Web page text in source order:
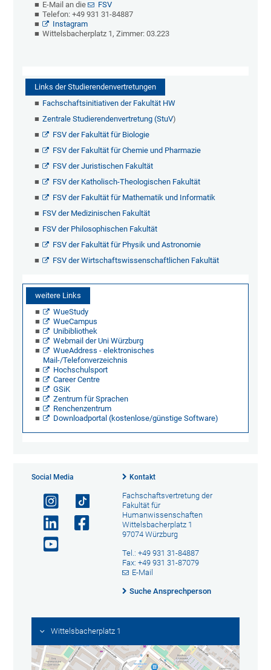
E-Mail an die
FSV
Telefon: +49 931 31-84887
Instagram
Wittelsbacherplatz 1, Zimmer: 03.223
Links der Studierendenvertretungen
Fachschaftsinitiativen der Fakultät HW
Zentrale Studierendenvertretung (StuV)
FSV der Fakultät für Biologie
FSV der Fakultät für Chemie und Pharmazie
FSV der Juristischen Fakultät
FSV der Katholisch-Theologischen Fakultät
FSV der Fakultät für Mathematik und Informatik
FSV der Medizinischen Fakultät
FSV der Philosophischen Fakultät
FSV der Fakultät für Physik und Astronomie
FSV der Wirtschaftswissenschaftlichen Fakultät
weitere Links
WueStudy
WueCampus
Unibibliothek
Webmail der Uni Würzburg
WueAddress - elektronisches
Mail-/Telefonverzeichnis
Hochschulsport
Career Centre
GSiK
Zentrum für Sprachen
Renchenzentrum
Downloadportal (kostenlose/günstige Software)
Social Media Kontakt
Fachschaftsvertretung der
Fakultät für
Humanwissenschaften
Wittelsbacherplatz 1
97074 Würzburg
Tel.: +49 931 31-84887
Fax: +49 931 31-87079
E-Mail
Suche Ansprechperson
Wittelsbacherplatz 1